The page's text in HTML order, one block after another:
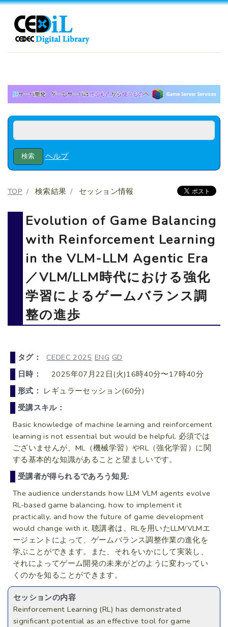
ヘルプ
TOP 検索結果 セッション情報
Evolution of Game Balancing
with Reinforcement Learning
in the VLM-LLM Agentic Era
／VLM/LLM時代における強化
学習によるゲームバランス調
整の進歩
タグ： CEDEC 2025 ENG GD
日時：
2025年07月22日(火)16時40分〜17時40分
形式： レギュラーセッション(60分)
受講スキル：
Basic knowledge of machine learning and reinforcement
learning is not essential but would be helpful. 必須では
ございませんが、ML（機械学習）やRL（強化学習）に関
する基本的な知識があることと望ましいです。
受講者が得られるであろう知見:
The audience understands how LLM VLM agents evolve
RL-based game balancing, how to implement it
practically, and how the future of game development
would change with it. 聴講者は、RLを用いたLLM/VLMエ
ージェントによって、ゲームバランス調整作業の進化を
学ぶことができます。また、それをいかにして実装し、
それによってゲーム開発の未来がどのように変わってい
くのかを知ることができます。
セッションの内容
Reinforcement Learning (RL) has demonstrated
significant potential as an effective tool for game